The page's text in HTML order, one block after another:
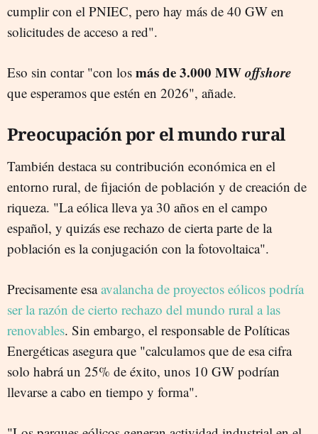
cumplir con el PNIEC, pero hay más de 40 GW en
solicitudes de acceso a red".
Eso sin contar "con los más de 3.000 MWoffshore
que esperamos que estén en 2026", añade.
Preocupación por el mundo rural
También destaca su contribución económica en el
entorno rural, de fijación de población y de creación de
riqueza. "La eólica lleva ya 30 años en el campo
español, y quizás ese rechazo de cierta parte de la
población es la conjugación con la fotovoltaica".
Precisamente esaavalancha de proyectos eólicos podría
ser la razón de cierto rechazo del mundo rural a las
renovables. Sin embargo, el responsable de Políticas
Energéticas asegura que "calculamos que de esa cifra
solo habrá un 25% de éxito, unos 10 GW podrían
llevarse a cabo en tiempo y forma".